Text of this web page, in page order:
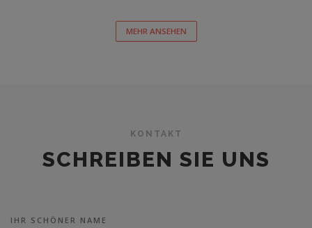
MEHR ANSEHEN
KONTAKT
SCHREIBEN SIE UNS
IHR SCHÖNER NAME